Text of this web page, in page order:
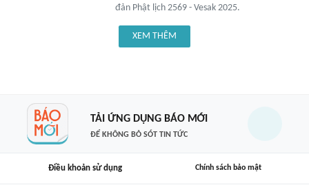
đản Phật lịch 2569 - Vesak 2025.
XEM THÊM
TẢI ỨNG DỤNG BÁO MỚI
ĐỂ KHÔNG BỎ SÓT TIN TỨC
Điều khoản sử dụng Chính sách bảo mật